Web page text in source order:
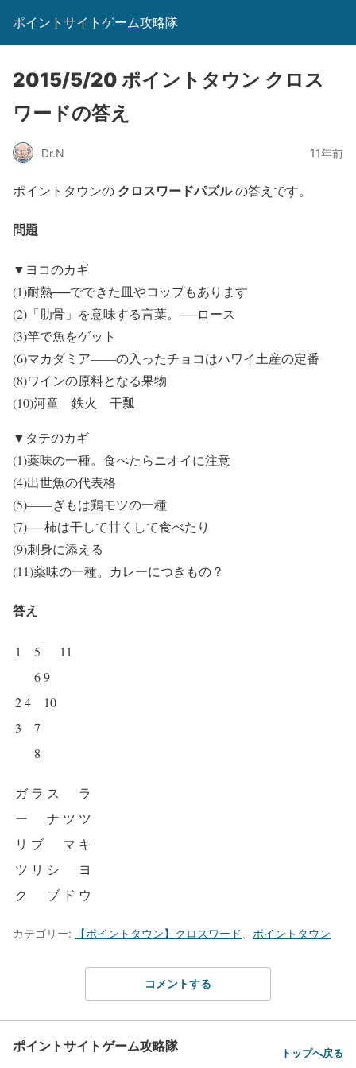
ポイントサイトゲーム攻略隊
2015/5/20 ポイントタウン クロス
ワードの答え
Dr.N 11年前
ポイントタウンの クロスワードパズルの答えです。
問題
▼ヨコのカギ
(1)耐熱──でできた皿やコップもあります
(2)「肋骨」を意味する言葉。──ロース
(3)竿で魚をゲット
(6)マカダミア――の入ったチョコはハワイ土産の定番
(8)ワインの原料となる果物
(10)河童 鉄火 干瓢
▼タテのカギ
(1)薬味の一種。食べたらニオイに注意
(4)出世魚の代表格
(5)――ぎもは鶏モツの一種
(7)──柿は干して甘くして食べたり
(9)刺身に添える
(11)薬味の一種。カレーにつきもの？
答え
1 5
11
69
24
10
3
7
8
ガ ラ ス
ラ
ー
ナ ツ ツ
リ ブ マ キ
ツ リ シ
ヨ
ク
ブ ド ウ
カテゴリー: 【ポイントタウン】クロスワード ポイントタウン
コメントする
ポイントサイトゲーム攻略隊 トップへ戻る